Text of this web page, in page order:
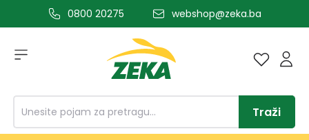
glavni sadržaj0800 20275 webshop@zeka.ba
Traži